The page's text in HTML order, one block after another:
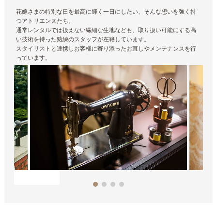
花嫁さまの特別な日を最高に輝く一日にしたい、そんな想いを強く持
つアトリエンヌたち。
通常レンタルでは扱えない繊細な生地なども、取り扱い可能にする高
い技術を持った熟練のスタッフが在籍しています。
スタイリストと連携しお客様に寄り添ったお直しやメンテナンスを行
っています。